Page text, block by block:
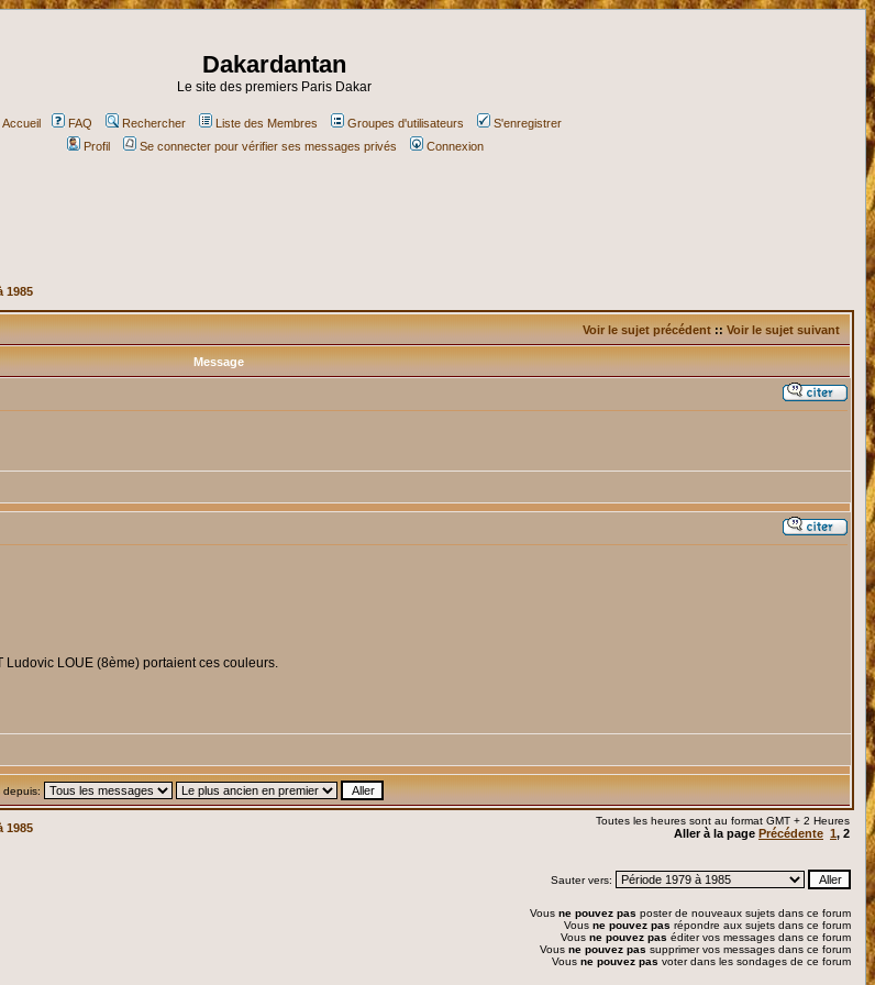
Dakardantan
Le site des premiers Paris Dakar
Accueil FAQ Rechercher Liste des Membres Groupes d'utilisateurs
S'enregistrer
Profil
Se connecter pour vérifier ses messages privés Connexion
1985
Voir le sujet précédent :: Voir le sujet suivant
Message
LOUE (8ème) portaient ces couleurs.
depuis:
1985
Toutes les heures sont au format GMT + 2 Heures
Aller à la page Précédente 1, 2
Sauter vers:
Vous ne pouvez pas poster de nouveaux sujets dans ce forum
Vous ne pouvez pas répondre aux sujets dans ce forum
Vous ne pouvez pas éditer vos messages dans ce forum
Vous ne pouvez pas supprimer vos messages dans ce forum
Vous ne pouvez pas voter dans les sondages de ce forum